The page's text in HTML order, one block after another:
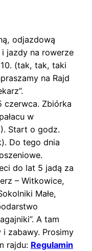
odjazdową
jazdy na rowerze
(tak, tak, taki
na Rajd
czerwca. Zbiórka
w
Start o godz.
Do tego dnia
do lat 5 jadą za
– Witkowice,
Małe,
A tam
zabawy. Prosimy
rajdu: Regulamin